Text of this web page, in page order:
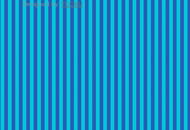
Designed by TECMU